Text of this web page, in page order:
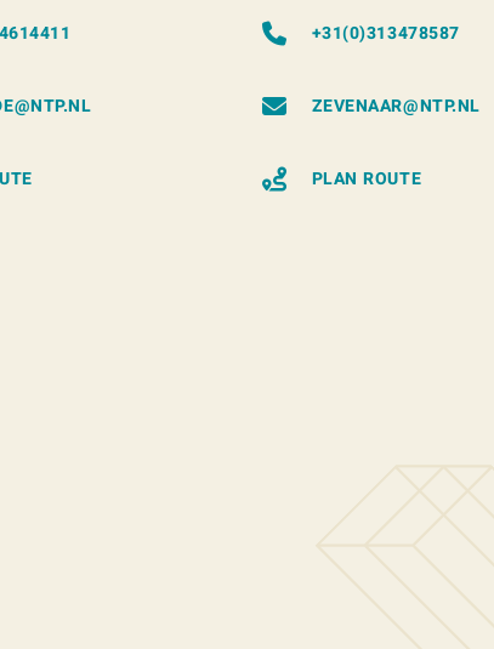
+31(0)313478587
ZEVENAAR@NTP.NL
PLAN ROUTE